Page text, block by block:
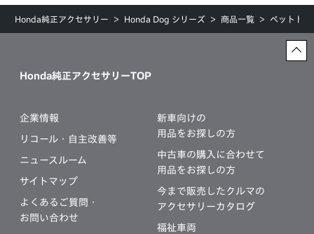
Honda純正アクセサリー Honda Dog シリーズ 商品一覧 ペットド
Honda純正アクセサリーTOP
企業情報
リコール・自主改善等
ニュースルーム
サイトマップ
よくあるご質問・
お問い合わせ
新車向けの
用品をお探しの方
中古車の購入に合わせて
用品をお探しの方
今まで販売したクルマの
アクセサリーカタログ
福祉車両